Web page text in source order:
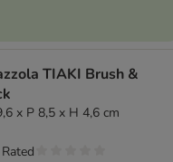
TIAKI Brush &
x P 8,5 x H 4,6 cm